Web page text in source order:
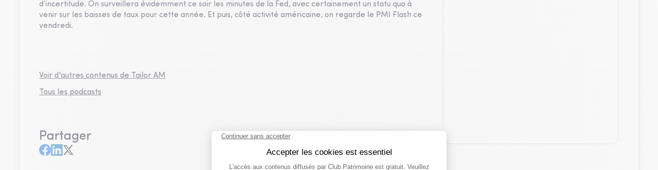
d’incertitude. On surveillera évidemment ce soir les minutes de la Fed, avec certainement un statu quo à
venir sur les baisses de taux pour cette année. Et puis, côté activité américaine, on regarde le PMI Flash ce
vendredi.
Voir d'autres contenus de Tailor AM
Tous les podcasts
Partager